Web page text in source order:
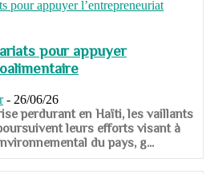
pour appuyer
- 26/06/26
perdurant en Haïti, les vaillants
leurs efforts visant à
du pays, g...